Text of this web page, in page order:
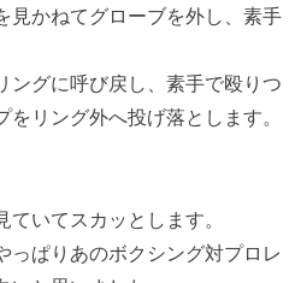
見かねてグローブを外し、素手
ングに呼び戻し、素手で殴りつ
リング外へ投げ落とします。
いてスカッとします。
っぱりあのボクシング対プロレ